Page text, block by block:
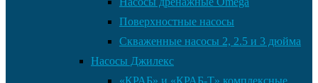
Поверхностные насосы
Скваженные насосы 2, 2.5 и 3 дюйма
Насосы Джилекс